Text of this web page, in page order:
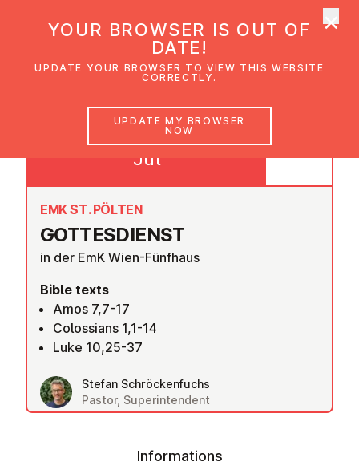
GOTTES­DI­ENST
EMK ST. PÖLTEN
in der EmK Wien-Fünfhaus
Bible texts
Amos 7,7-17
Colossians 1,1-14
Luke 10,25-37
Stefan Schröckenfuchs
Pastor, Superintendent
10
Jul
Informations
YOUR BROWSER IS OUT OF
DATE!
UPDATE YOUR BROWSER TO VIEW THIS WEBSITE
CORRECTLY.
UPDATE MY BROWSER
NOW
×